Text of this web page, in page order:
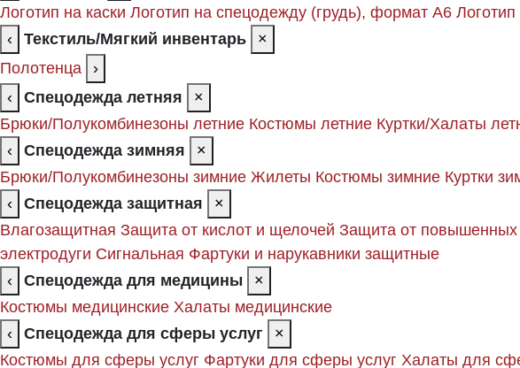
Логотип на каски Логотип на спецодежду (грудь), формат А6
‹
Текстиль/Мягкий инвентарь
×
Полотенца
›
‹
Спецодежда летняя
×
Брюки/Полукомбинезоны летние Костюмы летние Куртки/Халаты
‹
Спецодежда зимняя
×
Брюки/Полукомбинезоны зимние Жилеты Костюмы зимние Куртки
‹
Спецодежда защитная
×
Влагозащитная Защита от кислот и щелочей Защита от повышенных
электродуги Сигнальная Фартуки и нарукавники защитные
‹
Спецодежда для медицины
×
Костюмы медицинские Халаты медицинские
‹
Спецодежда для сферы услуг
×
Костюмы для сферы услуг Фартуки для сферы услуг Халаты для